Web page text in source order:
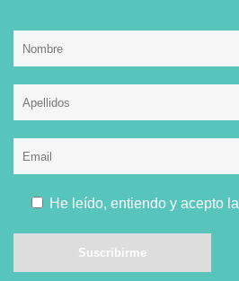
He leído, entiendo y acepto la